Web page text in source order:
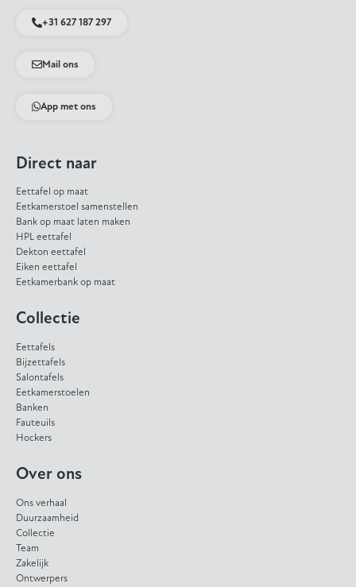
+31 627 187 297
Mail ons
App met ons
Direct naar
Eettafel op maat
Eetkamerstoel samenstellen
Bank op maat laten maken
HPL eettafel
Dekton eettafel
Eiken eettafel
Eetkamerbank op maat
Collectie
Eettafels
Bijzettafels
Salontafels
Eetkamerstoelen
Banken
Fauteuils
Hockers
Over ons
Ons verhaal
Duurzaamheid
Collectie
Team
Zakelijk
Ontwerpers